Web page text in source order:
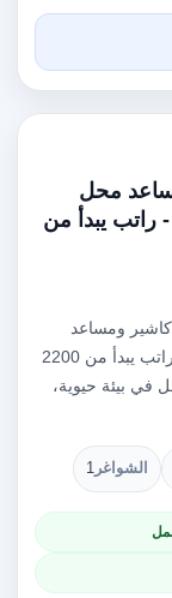
محل
راتب يبدأ من
ومساعد
محل حلويات في أبوظبي (الخالدية) - راتب يبدأ من 2200
بيئة حيوية،
الشواغر 1